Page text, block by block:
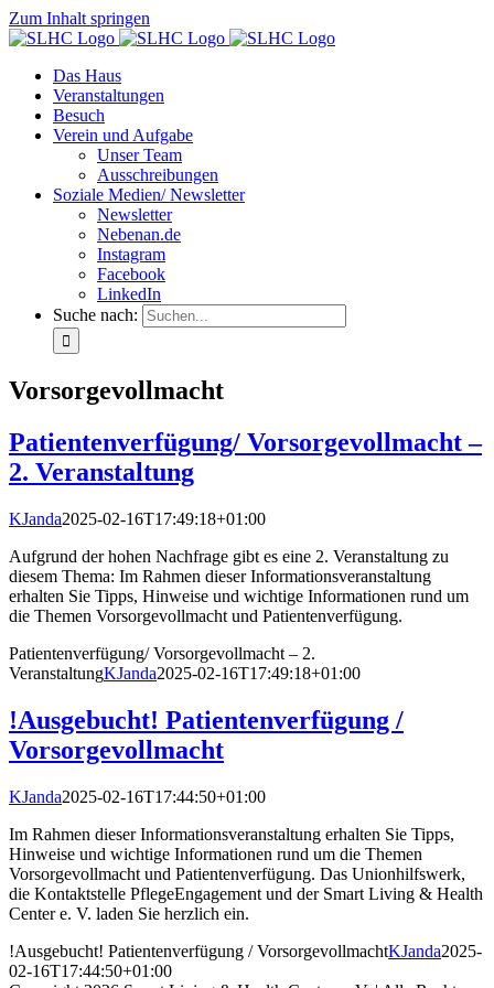
Zum Inhalt springen
Das Haus
Veranstaltungen
Besuch
Verein und Aufgabe
Unser Team
Ausschreibungen
Soziale Medien/ Newsletter
Newsletter
Nebenan.de
Instagram
Facebook
LinkedIn
Suche nach:
Vorsorgevollmacht
Patientenverfügung/ Vorsorgevollmacht –
2. Veranstaltung
KJanda2025-02-16T17:49:18+01:00
Aufgrund der hohen Nachfrage gibt es eine 2. Veranstaltung zu
diesem Thema: Im Rahmen dieser Informationsveranstaltung
erhalten Sie Tipps, Hinweise und wichtige Informationen rund um
die Themen Vorsorgevollmacht und Patientenverfügung.
Patientenverfügung/ Vorsorgevollmacht – 2.
VeranstaltungKJanda2025-02-16T17:49:18+01:00
!Ausgebucht! Patientenverfügung /
Vorsorgevollmacht
KJanda2025-02-16T17:44:50+01:00
Im Rahmen dieser Informationsveranstaltung erhalten Sie Tipps,
Hinweise und wichtige Informationen rund um die Themen
Vorsorgevollmacht und Patientenverfügung. Das Unionhilfswerk,
die Kontaktstelle PflegeEngagement und der Smart Living & Health
Center e. V. laden Sie herzlich ein.
!Ausgebucht! Patientenverfügung / VorsorgevollmachtKJanda2025-
02-16T17:44:50+01:00